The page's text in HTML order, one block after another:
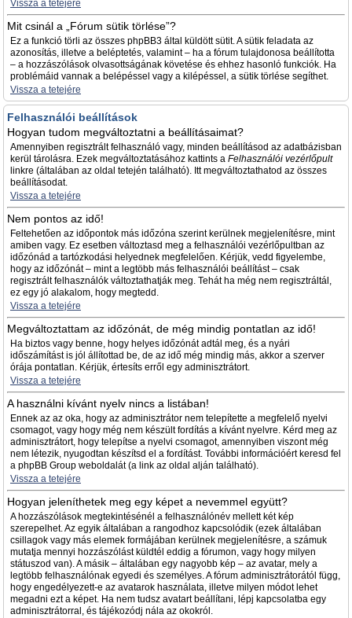
Vissza a tetejére
Mit csinál a „Fórum sütik törlése”?
Ez a funkció törli az összes phpBB3 által küldött sütit. A sütik feladata az
azonosítás, illetve a beléptetés, valamint – ha a fórum tulajdonosa beállította
– a hozzászólások olvasottságának követése és ehhez hasonló funkciók. Ha
problémáid vannak a belépéssel vagy a kilépéssel, a sütik törlése segíthet.
Vissza a tetejére
Felhasználói beállítások
Hogyan tudom megváltoztatni a beállításaimat?
Amennyiben regisztrált felhasználó vagy, minden beállításod az adatbázisban
kerül tárolásra. Ezek megváltoztatásához kattints a Felhasználói vezérlőpult
linkre (általában az oldal tetején található). Itt megváltoztathatod az összes
beállításodat.
Vissza a tetejére
Nem pontos az idő!
Feltehetően az időpontok más időzóna szerint kerülnek megjelenítésre, mint
amiben vagy. Ez esetben változtasd meg a felhasználói vezérlőpultban az
időzónád a tartózkodási helyednek megfelelően. Kérjük, vedd figyelembe,
hogy az időzónát – mint a legtöbb más felhasználói beállítást – csak
regisztrált felhasználók változtathatják meg. Tehát ha még nem regisztráltál,
ez egy jó alakalom, hogy megtedd.
Vissza a tetejére
Megváltoztattam az időzónát, de még mindig pontatlan az idő!
Ha biztos vagy benne, hogy helyes időzónát adtál meg, és a nyári
időszámítást is jól állítottad be, de az idő még mindig más, akkor a szerver
órája pontatlan. Kérjük, értesíts erről egy adminisztrátort.
Vissza a tetejére
A használni kívánt nyelv nincs a listában!
Ennek az az oka, hogy az adminisztrátor nem telepítette a megfelelő nyelvi
csomagot, vagy hogy még nem készült fordítás a kívánt nyelvre. Kérd meg az
adminisztrátort, hogy telepítse a nyelvi csomagot, amennyiben viszont még
nem létezik, nyugodtan készítsd el a fordítást. További információért keresd fel
a phpBB Group weboldalát (a link az oldal alján található).
Vissza a tetejére
Hogyan jeleníthetek meg egy képet a nevemmel együtt?
A hozzászólások megtekintésénél a felhasználónév mellett két kép
szerepelhet. Az egyik általában a rangodhoz kapcsolódik (ezek általában
csillagok vagy más elemek formájában kerülnek megjelenítésre, a számuk
mutatja mennyi hozzászólást küldtél eddig a fórumon, vagy hogy milyen
státuszod van). A másik – általában egy nagyobb kép – az avatar, mely a
legtöbb felhasználónak egyedi és személyes. A fórum adminisztrátorától függ,
hogy engedélyezett-e az avatarok használata, illetve milyen módot lehet
megadni ezt a képet. Ha nem tudsz avatart beállítani, lépj kapcsolatba egy
adminisztrátorral, és tájékozódj nála az okokról.